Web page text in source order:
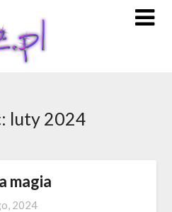
luty 2024
magia
2024